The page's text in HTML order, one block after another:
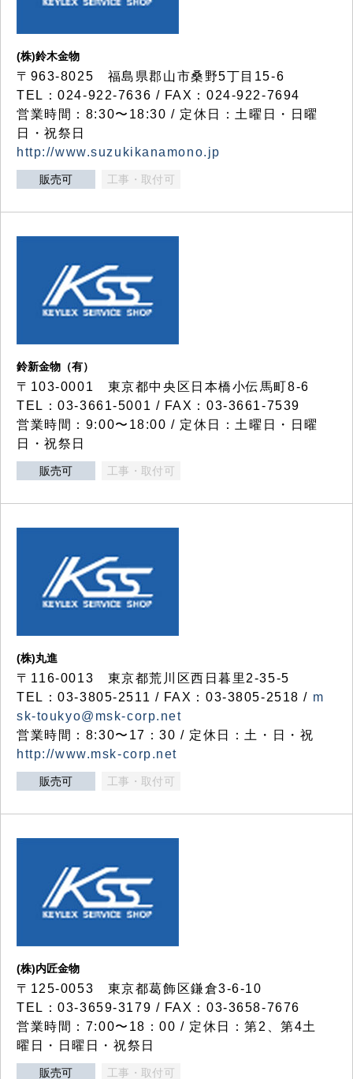
(株)鈴木金物
〒963-8025 福島県郡山市桑野5丁目15-6
TEL：024-922-7636 / FAX：024-922-7694
営業時間：8:30〜18:30 / 定休日：土曜日・日曜
日・祝祭日
http://www.suzukikanamono.jp
販売可 工事・取付可
鈴新金物（有）
〒103-0001 東京都中央区日本橋小伝馬町8-6
TEL：03-3661-5001 / FAX：03-3661-7539
営業時間：9:00〜18:00 / 定休日：土曜日・日曜
日・祝祭日
販売可 工事・取付可
(株)丸進
〒116-0013 東京都荒川区西日暮里2-35-5
TEL：03-3805-2511 / FAX：03-3805-2518 / m
sk-toukyo@msk-corp.net
営業時間：8:30〜17：30 / 定休日：土・日・祝
http://www.msk-corp.net
販売可 工事・取付可
(株)内匠金物
〒125-0053 東京都葛飾区鎌倉3-6-10
TEL：03-3659-3179 / FAX：03-3658-7676
営業時間：7:00〜18：00 / 定休日：第2、第4土
曜日・日曜日・祝祭日
販売可 工事・取付可